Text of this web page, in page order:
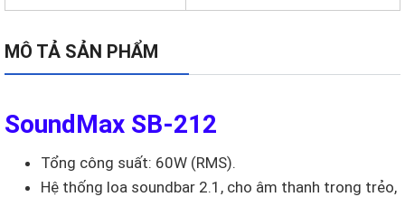
MÔ TẢ SẢN PHẨM
SoundMax SB-212
Tổng công suất: 60W (RMS).
Hệ thống loa soundbar 2.1, cho âm thanh trong trẻo,